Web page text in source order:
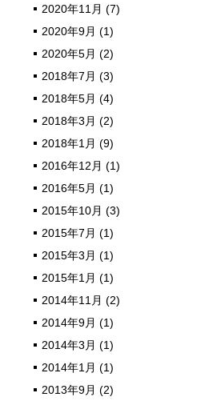
2020年11月 (7)
2020年9月 (1)
2020年5月 (2)
2018年7月 (3)
2018年5月 (4)
2018年3月 (2)
2018年1月 (9)
2016年12月 (1)
2016年5月 (1)
2015年10月 (3)
2015年7月 (1)
2015年3月 (1)
2015年1月 (1)
2014年11月 (2)
2014年9月 (1)
2014年3月 (1)
2014年1月 (1)
2013年9月 (2)